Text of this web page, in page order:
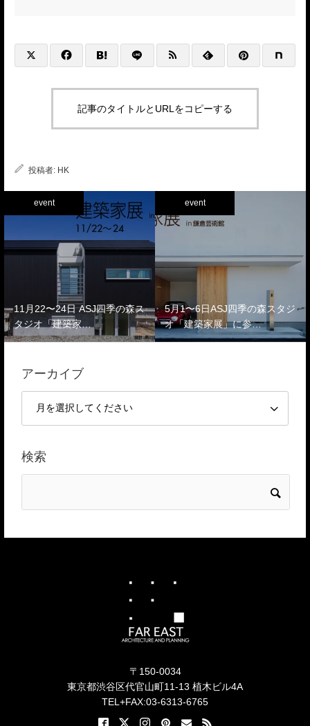
記事のタイトルとURLをコピーする
投稿者: HK
event
11月22〜24日 ASJ四季の森ス
タジオ「建築家…
event
5月1〜6日ASJ四季の森スタジ
オ「建築家展」に参…
アーカイブ
検索
〒150-0034
東京都渋谷区代官山町11-13 植木ビル4A
TEL+FAX:03-6313-6765